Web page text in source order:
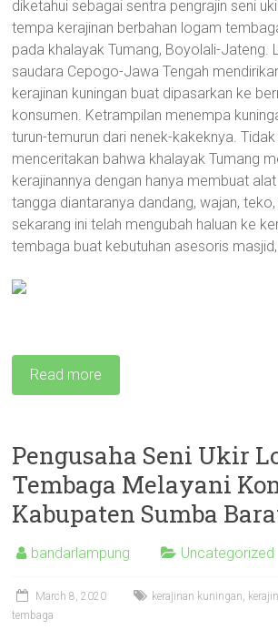
diketahui sebagai sentra pengrajin seni
tempa kerajinan berbahan logam
pada khalayak Tumang, Boyolali-Jateng.
saudara Cepogo-Jawa Tengah
kerajinan kuningan buat dipasarkan ke
konsumen. Ketrampilan menempa
turun-temurun dari nenek-kakeknya.
menceritakan bahwa khalayak Tumang
kerajinannya dengan hanya membuat
tangga diantaranya dandang, wajan, teko,
sekarang ini telah mengubah haluan ke
tembaga buat kebutuhan asesoris masjid,
Read more
Pengusaha Seni Ukir
Tembaga Melayani
Kabupaten Sumba
bandarlampung Uncategorized
March 8, 2020 kerajinan kuningan,
tembaga